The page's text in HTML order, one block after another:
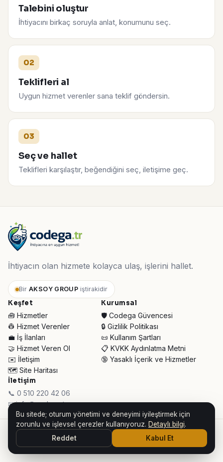
Talebini oluştur
İhtiyacını birkaç soruyla anlat, konumunu seç.
02
Teklifleri al
Uygun hizmet verenler sana teklif göndersin.
03
Seç ve hallet
Teklifleri karşılaştır, beğendiğini seç, iletişime geç.
İhtiyacın olan hizmete kolayca ulaş, işlerini hallet.
Bir AKSOY GROUP iştirakidir
Keşfet
🧰 Hizmetler
👷 Hizmet Verenler
💼 İş İlanları
🤝 Hizmet Veren Ol
✉️ İletişim
🗺️ Site Haritası
Kurumsal
🛡️ Codega Güvencesi
🔒 Gizlilik Politikası
📜 Kullanım Şartları
📋 KVKK Aydınlatma Metni
🔞 Yasaklı İçerik ve Hizmetler
İletişim
📞 0 510 220 42 06
✉ info@codega.tr
© 2026 Codega Hizmet Pazaryeri ·
AKSOY GROUP iştirakidir
👥 Toplam Ziyaretçi:
· Bugün: 58
Bu sitede; oturum yönetimi ve deneyimi iyileştirmek için
zorunlu ve işlevsel çerezler kullanıyoruz. Detaylı bilgi.
Reddet
Kabul Et